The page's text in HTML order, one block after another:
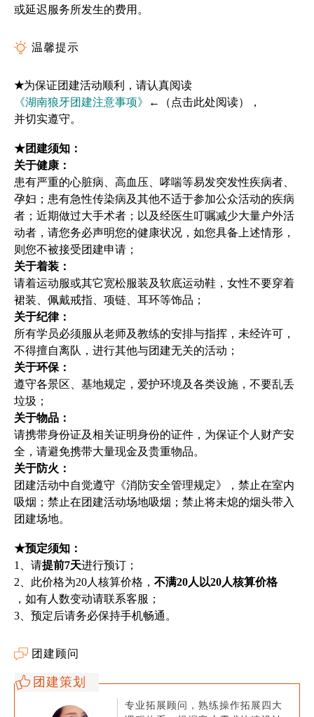
或延迟服务所发生的费用。
温馨提示
★为保证团建活动顺利，请认真阅读
《湖南狼牙团建注意事项》
←（点击此处阅读），
并切实遵守。
★团建须知：
关于健康：
患有严重的心脏病、高血压、哮喘等易发突发性疾病者、
孕妇；患有急性传染病及其他不适于参加公众活动的疾病
者；近期做过大手术者；以及经医生叮嘱减少大量户外活
动者，请您务必声明您的健康状况，如您具备上述情形，
则您不被接受团建申请；
关于着装：
请着运动服或其它宽松服装及软底运动鞋，女性不要穿着
裙装、佩戴戒指、项链、耳环等饰品；
关于纪律：
所有学员必须服从老师及教练的安排与指挥，未经许可，
不得擅自离队，进行其他与团建无关的活动；
关于环保：
遵守各景区、基地规定，爱护环境及各类设施，不要乱丢
垃圾；
关于物品：
请携带身份证及相关证明身份的证件，为保证个人财产安
全，请避免携带大量现金及贵重物品。
关于防火：
团建活动中自觉遵守《消防安全管理规定》，禁止在室内
吸烟；禁止在团建活动场地吸烟；禁止将未熄的烟头带入
团建场地。
★预定须知：
1、请提前7天进行预订；
2、此价格为20人核算价格， 不满20人以20人核算价格
，如有人数变动请联系客服；
3、预定后请务必保持手机畅通。
团建顾问
团建策划
专业拓展顾问，熟练操作拓展四大